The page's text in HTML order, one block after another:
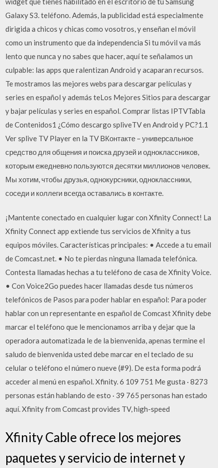
Galaxy S3. teléfono. Además, la publicidad está especialmente
dirigida a chicos y chicas como vosotros, y enseñan el móvil
como un instrumento que da independencia Si tu móvil va más
lento que nunca y no sabes que hacer, aquí te señalamos un
culpable: las apps que ralentizan Android y acaparan recursos.
Te mostramos las mejores webs para descargar películas y
series en español y además teLos Mejores Sitios para descargar
y bajar películas y series en español. Comprar listas IPTVTabla
de Contenidos1 ¿Cómo descargo spliveTV en Android y PC?1.1
Ver splive TV Player en la TV ВКонтакте – универсальное
средство для общения и поиска друзей и одноклассников,
которым ежедневно пользуются десятки миллионов человек.
Мы хотим, чтобы друзья, однокурсники, одноклассники,
соседи и коллеги всегда оставались в контакте.
¡Mantente conectado en cualquier lugar con Xfinity Connect! La
Xfinity Connect app extiende tus servicios de Xfinity a tus
equipos móviles. Características principales: • Accede a tu email
de Comcast.net. • No te pierdas ninguna llamada telefónica.
Contesta llamadas hechas a tu teléfono de casa de Xfinity Voice.
• Con Voice2Go puedes hacer llamadas desde tus números
telefónicos de Pasos para poder hablar en español: Para poder
hablar con un representante en español de Comcast Xfinity debe
marcar el teléfono que le mencionamos arriba y dejar que la
operadora automatizada le de la bienvenida, apenas termine el
saludo de bienvenida usted debe marcar en el teclado de su
celular o teléfono el número nueve (#9). De esta forma podrá
acceder al menú en español. Xfinity. 6 109 751 Me gusta · 8273
personas están hablando de esto · 39 765 personas han estado
aquí. Xfinity from Comcast provides TV, high-speed
Xfinity Cable ofrece los mejores
paquetes y servicio de internet y